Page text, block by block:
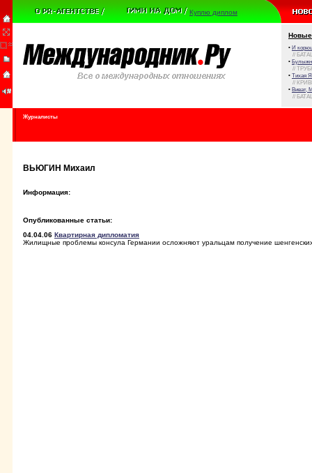
Куплю диплом
Новые
• И
//
•
//
• Тихая
//
• Виват,
//
Журналисты
ВЬЮГИН Михаил
Информация:
Опубликованные статьи:
04.04.06 Квартирная дипломатия
Жилищные проблемы консула Германии осложняют уральцам получение